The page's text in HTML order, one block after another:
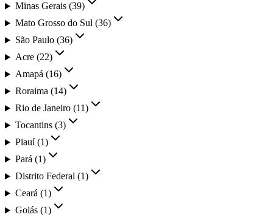
Minas Gerais (39)
Mato Grosso do Sul (36)
São Paulo (36)
Acre (22)
Amapá (16)
Roraima (14)
Rio de Janeiro (11)
Tocantins (3)
Piauí (1)
Pará (1)
Distrito Federal (1)
Ceará (1)
Goiás (1)